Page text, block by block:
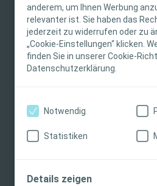
anderem, um Ihnen Werbung
relevanter ist. Sie haben das
jederzeit zu widerrufen oder zu
„Cookie-Einstellungen“ klicken.
finden Sie in unserer Cookie-
Datenschutzerklärung.
Notwendig
Statistiken
Details zeigen
medizinischen Rat. Die
individuelle
medizinischen
Produktinformationen zu
Produkten, einschliesslich
Vorsichtsmassnahmen und
finden Sie in der
Produkts, die vor der
Ich bin eine
Die Gebrauchsanweisung (IFU)
Sie hier.
Zum Warenkorb